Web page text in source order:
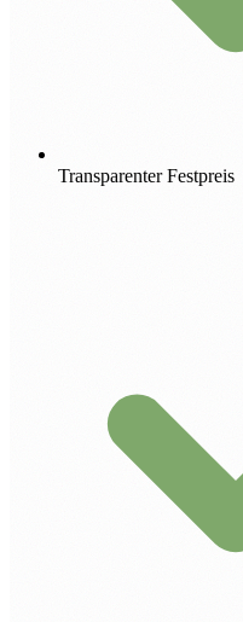
Transparenter Festpreis